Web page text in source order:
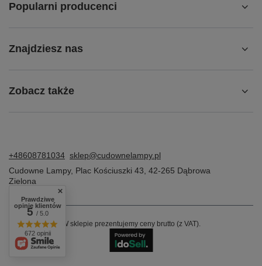
Popularni producenci
Znajdziesz nas
Zobacz także
+48608781034 sklep@cudownelampy.pl
Cudowne Lampy, Plac Kościuszki 43 42-265 Dąbrowa
Zielona
W sklepie prezentujemy ceny brutto (z VAT).
Prawdziwe
opinie klientów
5/ 5.0
672 opinii